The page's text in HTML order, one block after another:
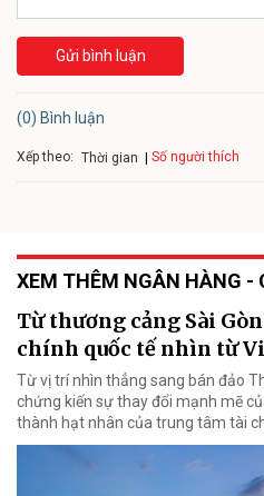
Gửi bình luận
(0) Bình luận
Xếp theo: Thời gian Số người thích
XEM THÊM NGÂN HÀNG -
Từ thương cảng Sài
chính quốc tế nhìn từ
Từ vị trí nhìn thẳng sang bán đảo
chứng kiến sự thay đổi mạnh mẽ
thành hạt nhân của trung tâm tài